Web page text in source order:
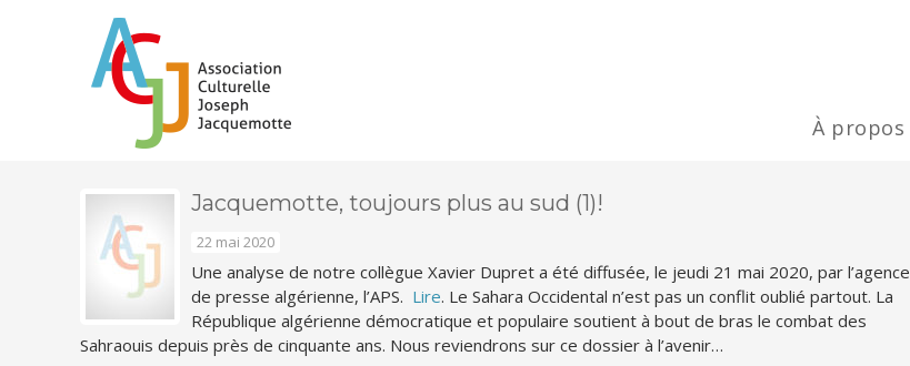
À propos
Jacquemotte, toujours plus au sud (1)!
22 mai 2020
Une analyse de notre collègue Xavier Dupret a été diffusée, le jeudi 21 mai 2020, par l’agence
de presse algérienne, l’APS. Lire. Le Sahara Occidental n’est pas un conflit oublié partout. La
République algérienne démocratique et populaire soutient à bout de bras le combat des
Sahraouis depuis près de cinquante ans. Nous reviendrons sur ce dossier à l’avenir…